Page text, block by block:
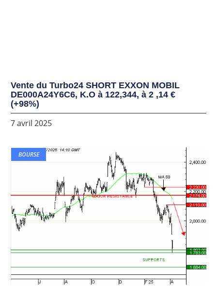
Vente du Turbo24 SHORT EXXON MOBIL
DE000A24Y6C6, K.O à 122,344, à 2 ,14 €
(+98%)
7 avril 2025
BOURSE